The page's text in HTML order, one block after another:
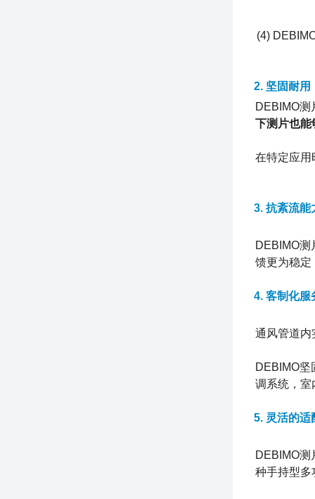
(4)
2. 坚固耐用
DEBIMO
下测片也能
在特定应用
3. 抗紊流能
DEBIMO测
馈更为稳定
4. 客制化服
通风管道内
DEBIMO
调系统，室
5. 灵活的适
DEBIMO测
种手持型多